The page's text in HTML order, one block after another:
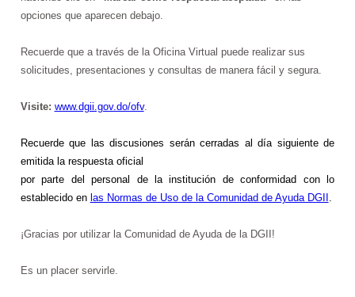
opciones que aparecen debajo.
Recuerde que a través de la Oficina Virtual puede realizar sus
solicitudes, presentaciones y consultas de manera fácil y segura.
Visite: www.dgii.gov.do/ofv.
Recuerde que
las discusiones serán cerradas al día siguiente de
emitida la respuesta oficial
por parte del personal de la institución de conformidad con lo
establecido en las Normas de Uso de la Comunidad de Ayuda DGII .
¡Gracias por utilizar la Comunidad de Ayuda de la DGII!
Es un placer servirle.